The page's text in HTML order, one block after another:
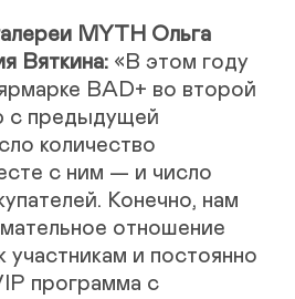
MYTH Ольга
Вяткина: «В этом году
BAD+ во второй
с предыдущей
количество
с ним — и число
Конечно, нам
отношение
участникам и постоянно
программа с